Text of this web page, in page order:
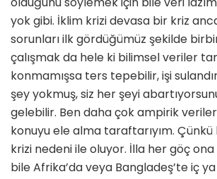
yok gibi. İklim krizi devasa bir kriz
sorunları ilk gördüğümüz şekilde
çalışmak da hele ki bilimsel veriler
konmamışsa ters tepebilir, işi
şey yokmuş, siz her şeyi
gelebilir. Ben daha çok ampirik
konuyu ele alma taraftarıyım.
krizi nedeni ile oluyor. İlla her göç
bile Afrika’da veya Bangladeş’te iç